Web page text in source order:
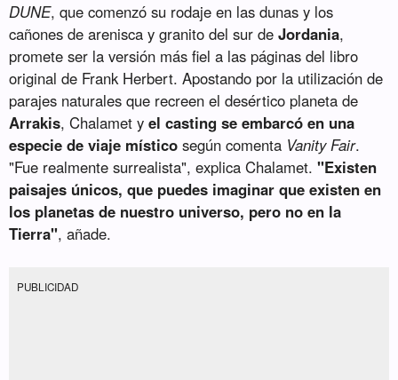
DUNE, que comenzó su rodaje en las dunas y los
cañones de arenisca y granito del sur deJordania,
promete ser la versión más fiel a las páginas del libro
original de Frank Herbert. Apostando por la utilización de
parajes naturales que recreen el desértico planeta de
Arrakis, Chalamet yel casting se embarcó en una
especie de viaje místico según comenta Vanity Fair.
"Fue realmente surrealista", explica Chalamet."Existen
paisajes únicos, que puedes imaginar que existen en
los planetas de nuestro universo, pero no en la
Tierra", añade.
PUBLICIDAD